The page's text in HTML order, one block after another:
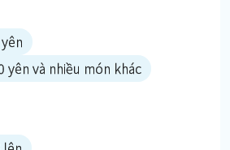
yên và nhiều món khác